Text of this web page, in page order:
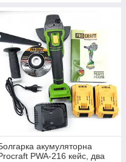
акумуляторна
PWA-216 кейс, два